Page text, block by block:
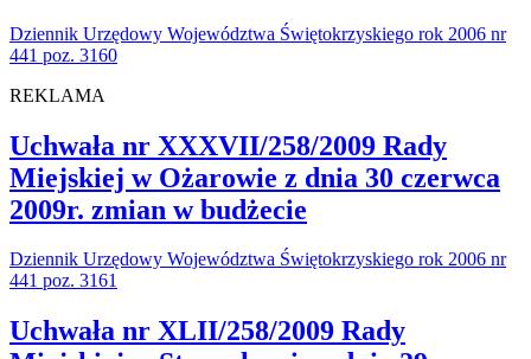
Dziennik Urzędowy Województwa Świętokrzyskiego rok 2006 nr
441 poz. 3160
REKLAMA
Uchwała nr XXXVII/258/2009 Rady
Miejskiej w Ożarowie z dnia 30 czerwca
2009r. zmian w budżecie
Dziennik Urzędowy Województwa Świętokrzyskiego rok 2006 nr
441 poz. 3161
Uchwała nr XLII/258/2009 Rady